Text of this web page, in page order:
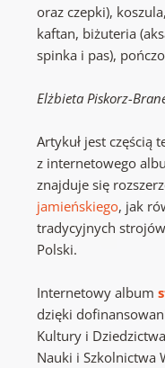
oraz czepki),
kaftan, biżuteria
spinka i pas),
Elżbieta Piskorz-
Artykuł jest częścią
z internetowego
znajduje się
jamieńskiego, jak
tradycyjnych
Polski.
Internetowy album
dzięki
Kultury i
Nauki i Szkolnictwa